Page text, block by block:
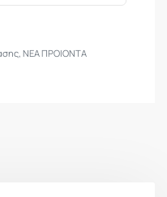
, ΝΕΑ ΠΡΟΙΟΝΤΑ